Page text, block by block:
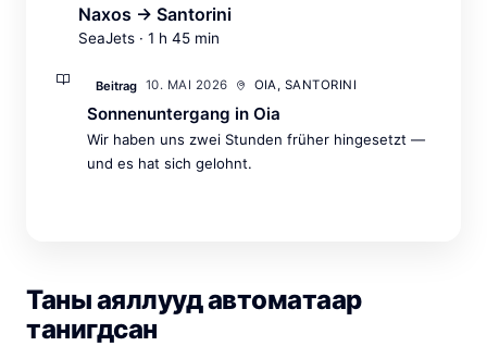
Naxos → Santorini
SeaJets · 1 h 45 min
Beitrag 10. MAI 2026 OIA, SANTORINI
Sonnenuntergang in Oia
Wir haben uns zwei Stunden früher hingesetzt —
und es hat sich gelohnt.
Таны аяллууд автоматаар
танигдсан